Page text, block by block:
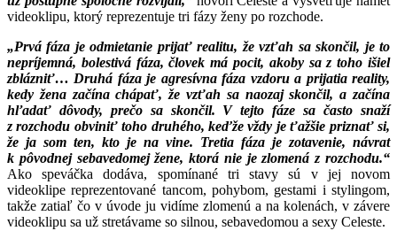
videoklipu, ktorý reprezentuje tri fázy ženy po rozchode.
„Prvá fáza je odmietanie prijať realitu, že vzťah sa skončil, je to
nepríjemná, bolestivá fáza, človek má pocit, akoby sa z toho išiel
zblázniť… Druhá fáza je agresívna fáza vzdoru a prijatia reality,
kedy žena začína chápať, že vzťah sa naozaj skončil, a začína
hľadať dôvody, prečo sa skončil. V tejto fáze sa často snaží
z rozchodu obviniť toho druhého, keďže vždy je ťažšie priznať si,
že ja som ten, kto je na vine. Tretia fáza je zotavenie, návrat
k pôvodnej sebavedomej žene, ktorá nie je zlomená z rozchodu.“
Ako speváčka dodáva, spomínané tri stavy sú v jej novom
videoklipe reprezentované tancom, pohybom, gestami i stylingom,
takže zatiaľ čo v úvode ju vidíme zlomenú a na kolenách, v závere
videoklipu sa už stretávame so silnou, sebavedomou a sexy Celeste.